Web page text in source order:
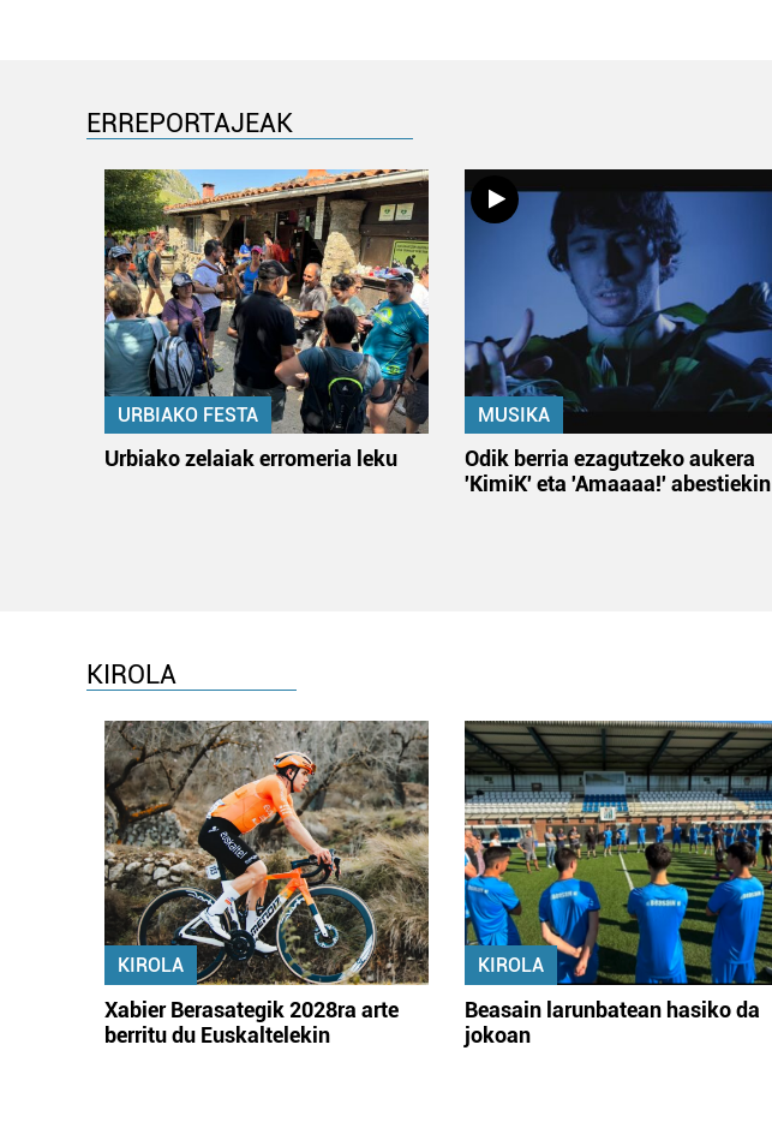
ERREPORTAJEAK
URBIAKO FESTA
Urbiako zelaiak erromeria leku
MUSIKA
Odik berria ezagutzeko aukera
'KimiK' eta 'Amaaaa!' abestiekin
KIROLA
KIROLA
Xabier Berasategik 2028ra arte
berritu du Euskaltelekin
KIROLA
Beasain larunbatean hasiko da
jokoan